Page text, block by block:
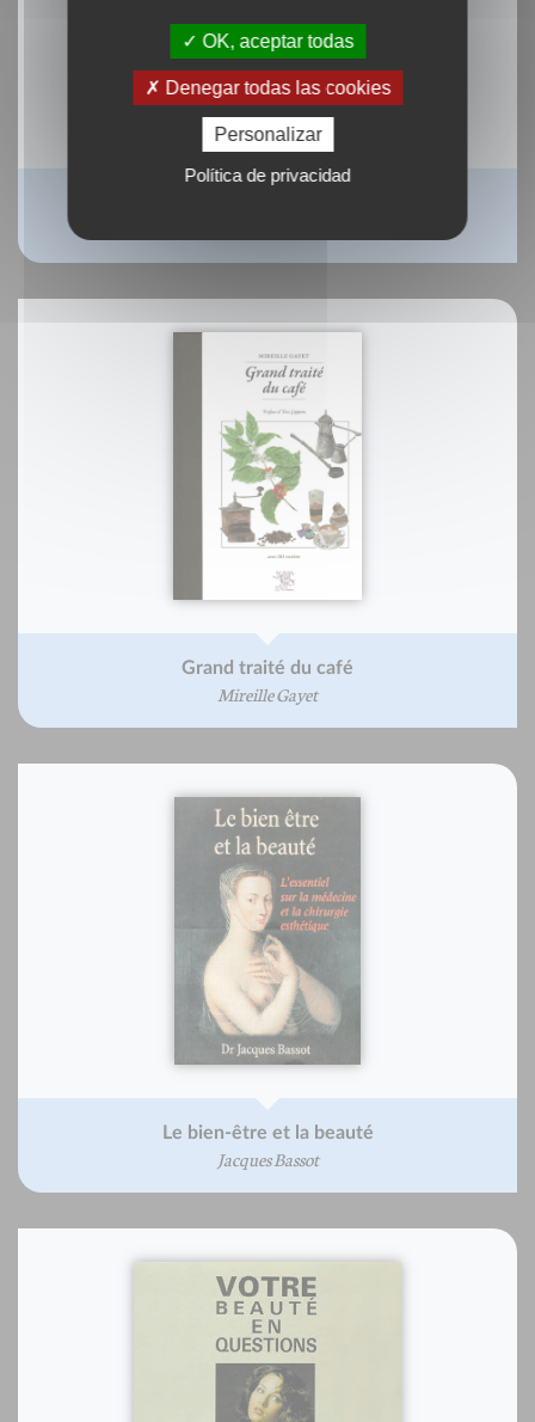
Grand traité du café
Mireille Gayet
Le bien-être et la beauté
Jacques Bassot
OK, aceptar todas
Denegar todas las cookies
Personalizar
Política de privacidad